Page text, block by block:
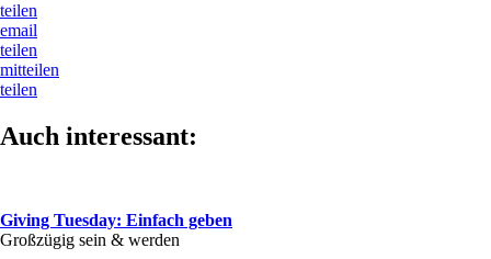
teilen
email
teilen
mitteilen
teilen
Auch interessant:
Giving Tuesday: Einfach geben
Großzügig sein & werden